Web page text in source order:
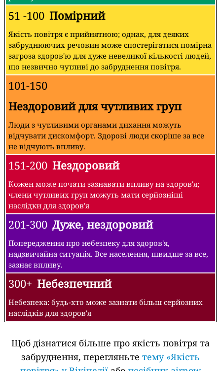
51 -100 Помірний
Якість повітря є прийнятною; однак, для деяких
забруднюючих речовин може спостерігатися помірна
загроза здоров'ю для дуже невеликої кількості людей,
що незвично чутливі до забруднення повітря.
101-150
Нездоровий для чутливих груп
Люди з чутливими органами дихання можуть
відчувати дискомфорт. Здорові люди скоріше за все
не відчують впливу.
151-200 Нездоровий
Кожен може почати зазнавати впливу на здоров'я;
члени чутливих груп можуть мати серйозніші
наслідки для здоров'я
201-300 Дуже, нездоровий
Попередження про небезпеку для здоров'я,
надзвичайна ситуація. Все населення, швидше за все,
зазнає впливу.
300+ Небезпечний
Небезпека: будь-хто може зазнати більш серйозних
наслідків для здоров'я
Щоб дізнатися більше про якість повітря та
забруднення, перегляньте тему «Якість